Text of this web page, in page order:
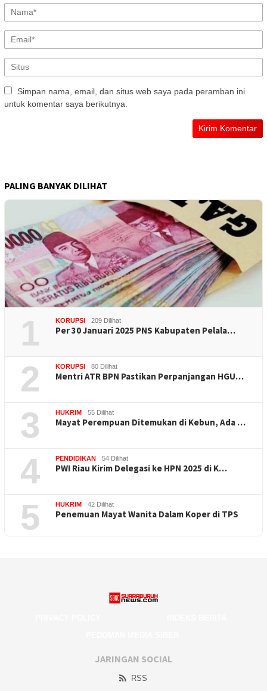
Simpan nama, email, dan situs web saya pada peramban ini
untuk komentar saya berikutnya.
PALING BANYAK DILIHAT
1 KORUPSI 209 Dilihat
Per 30 Januari 2025 PNS Kabupaten Pelala…
2 KORUPSI 80 Dilihat
Mentri ATR BPN Pastikan Perpanjangan HGU…
3 HUKRIM 55 Dilihat
Mayat Perempuan Ditemukan di Kebun, Ada …
4 PENDIDIKAN 54 Dilihat
PWI Riau Kirim Delegasi ke HPN 2025 di K…
5 HUKRIM 42 Dilihat
Penemuan Mayat Wanita Dalam Koper di TPS
JARINGAN SOCIAL
RSS